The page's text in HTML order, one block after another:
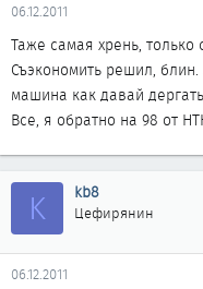
06.12.2011
Таже самая хрень,
Съэкономить решил,
машина как давай
Все, я обратно на 98 от
K kb8
Цефирянин
06.12.2011